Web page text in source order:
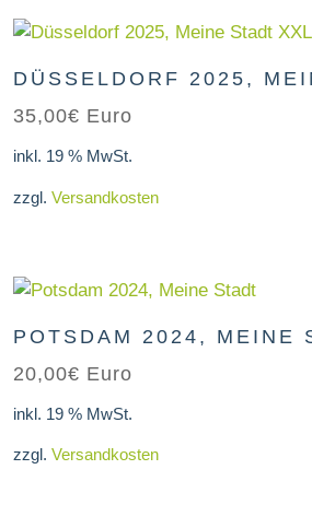
DÜSSELDORF 2025,
35,00€ Euro
inkl. 19 % MwSt.
zzgl.Versandkosten
POTSDAM 2024, MEINE
20,00€ Euro
inkl. 19 % MwSt.
zzgl.Versandkosten